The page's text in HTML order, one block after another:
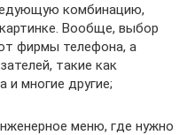
комбинацию,
Вообще, выбор
фирмы телефона, а
такие как
и многие другие;
меню, где нужно